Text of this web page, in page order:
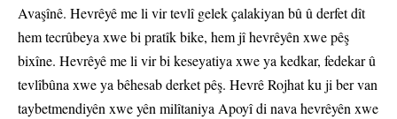
Avaşînê. Hevrêyê me li vir tevlî gelek çalakiyan bû û derfet dît
hem tecrûbeya xwe bi pratîk bike, hem jî hevrêyên xwe pêş
bixîne. Hevrêyê me li vir bi keseyatiya xwe ya kedkar, fedekar û
tevlîbûna xwe ya bêhesab derket pêş. Hevrê Rojhat ku ji ber van
taybetmendiyên xwe yên milîtaniya Apoyî di nava hevrêyên xwe